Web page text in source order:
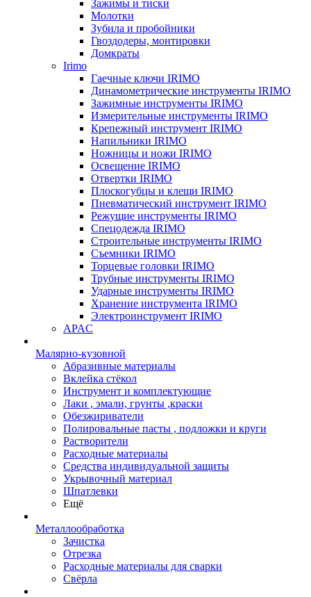
Зажимы и тиски
Молотки
Зубила и пробойники
Гвоздодеры, монтировки
Домкраты
Irimo
Гаечные ключи IRIMO
Динамометрические инструменты IRIMO
Зажимные инструменты IRIMO
Измерительные инструменты IRIMO
Крепежный инструмент IRIMO
Напильники IRIMO
Ножницы и ножи IRIMO
Освещение IRIMO
Отвертки IRIMO
Плоскогубцы и клещи IRIMO
Пневматический инструмент IRIMO
Режущие инструменты IRIMO
Спецодежда IRIMO
Строительные инструменты IRIMO
Съемники IRIMO
Торцевые головки IRIMO
Трубные инструменты IRIMO
Ударные инструменты IRIMO
Хранение инструмента IRIMO
Электроинструмент IRIMO
APAC
Малярно-кузовной
Абразивные материалы
Вклейка стёкол
Инструмент и комплектующие
Лаки , эмали, грунты ,краски
Обезжириватели
Полировальные пасты , подложки и круги
Растворители
Расходные материалы
Средства индивидуальной защиты
Укрывочный материал
Шпатлевки
Ещё
Металлообработка
Зачистка
Отрезка
Расходные материалы для сварки
Свёрла